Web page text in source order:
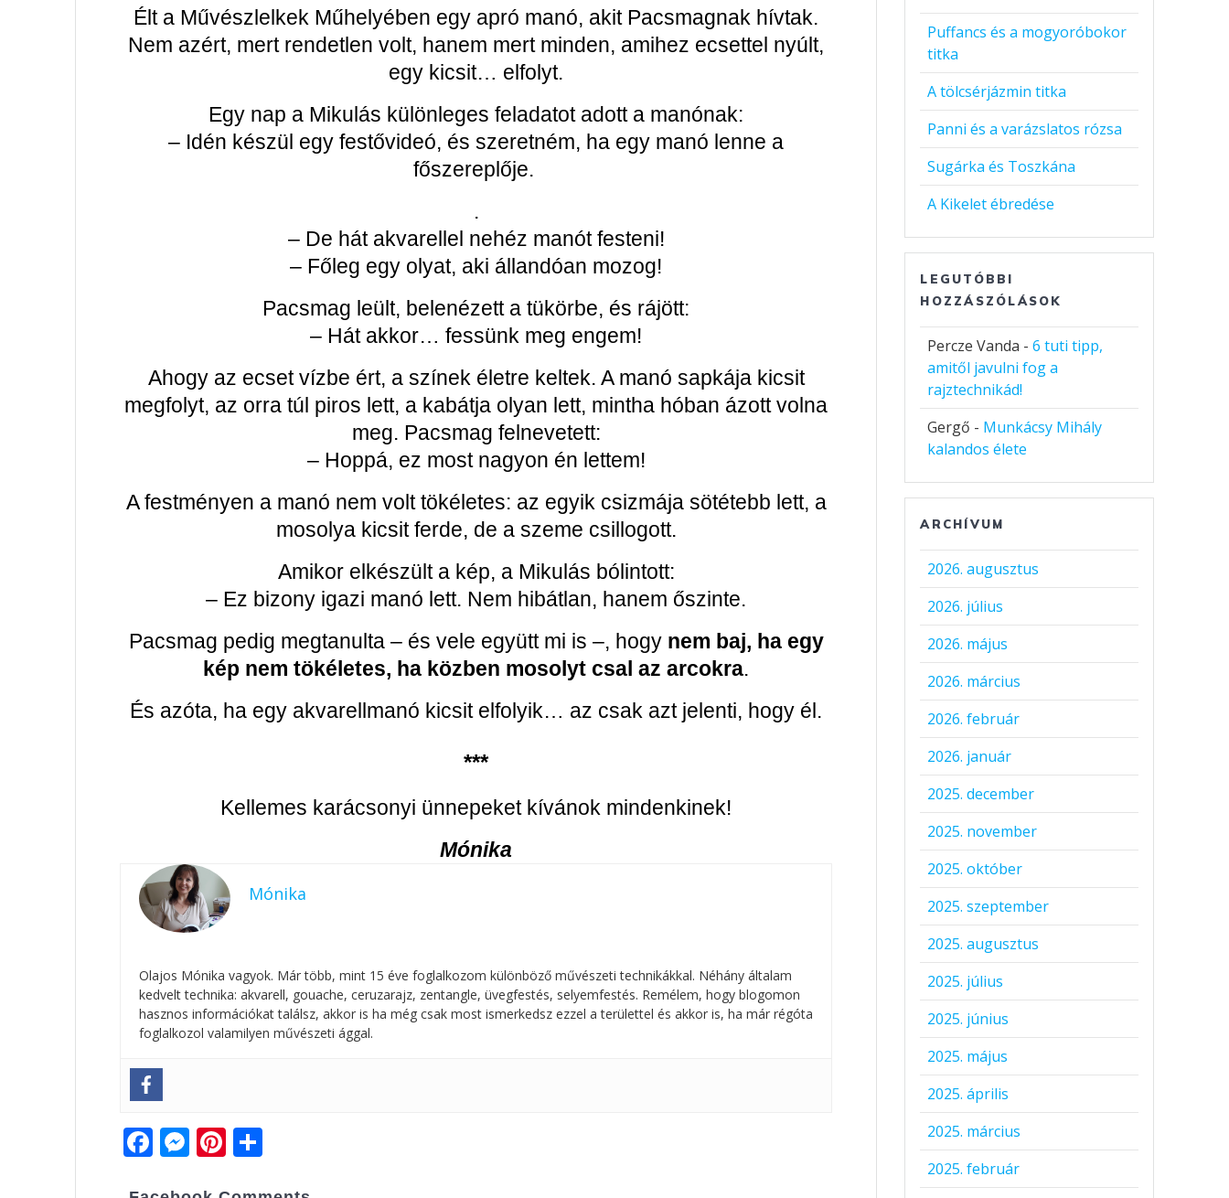
Élt a Művészlelkek Műhelyében egy apró manó, akit Pacsmagnak hívtak.
Nem azért, mert rendetlen volt, hanem mert minden, amihez ecsettel nyúlt,
egy kicsit… elfolyt.
Egy nap a Mikulás különleges feladatot adott a manónak:
– Idén készül egy festővideó, és szeretném, ha egy manó lenne a
főszereplője.
.
– De hát akvarellel nehéz manót festeni!
– Főleg egy olyat, aki állandóan mozog!
Pacsmag leült, belenézett a tükörbe, és rájött:
– Hát akkor… fessünk meg engem!
Ahogy az ecset vízbe ért, a színek életre keltek. A manó sapkája kicsit
megfolyt, az orra túl piros lett, a kabátja olyan lett, mintha hóban ázott volna
meg. Pacsmag felnevetett:
– Hoppá, ez most nagyon én lettem!
A festményen a manó nem volt tökéletes: az egyik csizmája sötétebb lett, a
mosolya kicsit ferde, de a szeme csillogott.
Amikor elkészült a kép, a Mikulás bólintott:
– Ez bizony igazi manó lett. Nem hibátlan, hanem őszinte.
Pacsmag pedig megtanulta – és vele együtt mi is –, hogy nem baj, ha egy
kép nem tökéletes, ha közben mosolyt csal az arcokra.
És azóta, ha egy akvarellmanó kicsit elfolyik… az csak azt jelenti, hogy él.
***
Kellemes karácsonyi ünnepeket kívánok mindenkinek!
Mónika
Mónika
Olajos Mónika vagyok. Már több, mint 15 éve foglalkozom különböző művészeti technikákkal. Néhány általam
kedvelt technika: akvarell, gouache, ceruzarajz, zentangle, üvegfestés, selyemfestés. Remélem, hogy blogomon
hasznos információkat találsz, akkor is ha még csak most ismerkedsz ezzel a területtel és akkor is, ha már régóta
foglalkozol valamilyen művészeti ággal.
F
ac
M
e
Pi
nt
Puffancs és a mogyoróbokor
titka
A tölcsérjázmin titka
Panni és a varázslatos rózsa
Sugárka és Toszkána
A Kikelet ébredése
LEGUTÓBBI
HOZZÁSZÓLÁSOK
Percze Vanda -6 tuti tipp,
amitől javulni fog a
rajztechnikád!
Gergő - Munkácsy Mihály
kalandos élete
ARCHÍVUM
2026. augusztus
2026. július
2026. május
2026. március
2026. február
2026. január
2025. december
2025. november
2025. október
2025. szeptember
2025. augusztus
2025. július
2025. június
2025. május
2025. április
2025. március
2025. február